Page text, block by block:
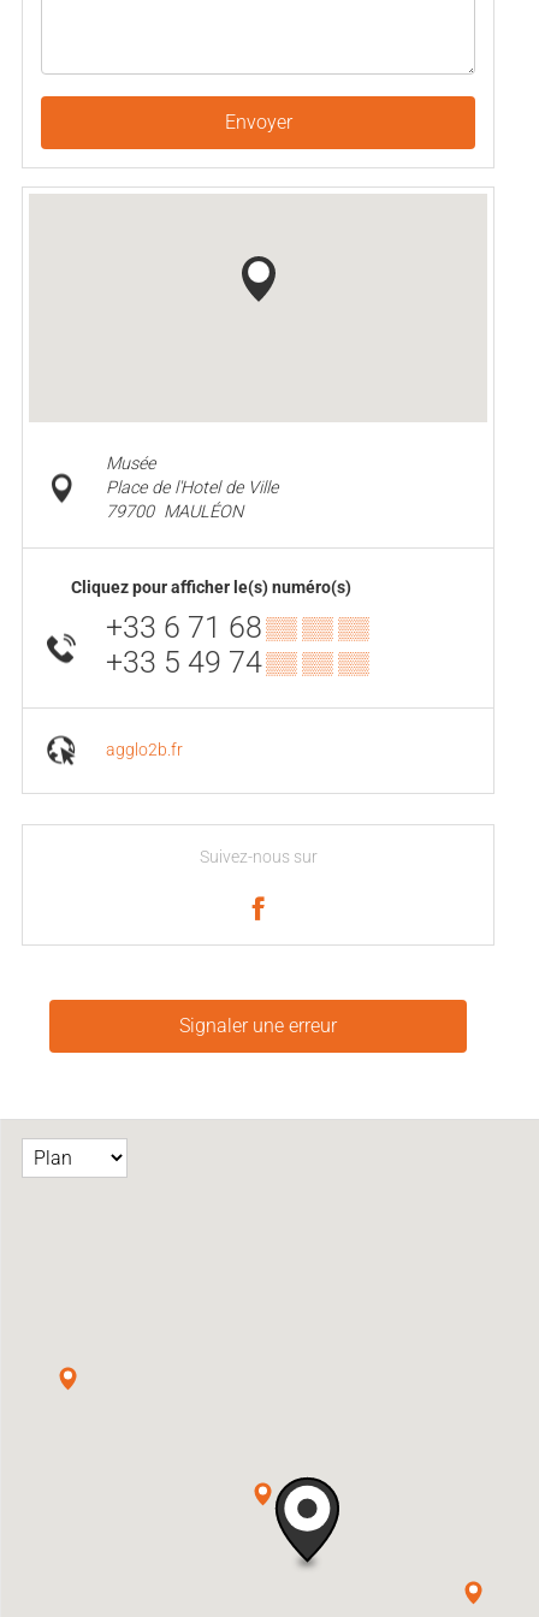
Envoyer
Musée
Place de l'Hotel de Ville
79700 MAULÉON
Cliquez pour afficher le(s) numéro(s)
+33 6 71 68▒▒ ▒▒ ▒▒
+33 5 49 74▒▒ ▒▒ ▒▒
agglo2b.fr
Suivez-nous sur
Signaler une erreur